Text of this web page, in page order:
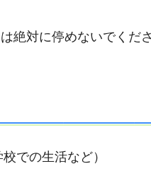
絶対に停めないでくだ
での生活など）